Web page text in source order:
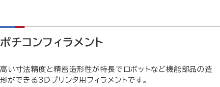
ポチコンフィラメント
高い寸法精度と精密造形性が特長でロボットなど機能部品の造
形ができる3Dプリンタ用フィラメントです。